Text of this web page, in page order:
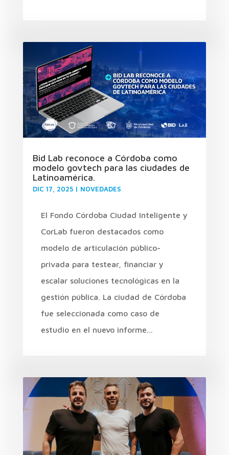
Bid Lab reconoce a Córdoba como
modelo govtech para las ciudades de
Latinoamérica.
DIC 17, 2025| NOVEDADES
El Fondo Córdoba Ciudad Inteligente y
CorLab fueron destacados como
modelo de articulación público-
privada para testear, financiar y
escalar soluciones tecnológicas en la
gestión pública. La ciudad de Córdoba
fue seleccionada como caso de
estudio en el nuevo informe...